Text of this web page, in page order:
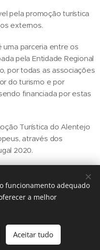
pela promoção turística
externos.
uma parceria entre os
pela Entidade Regional
por todas as associações
do turismo e por
financiada por estas
Turística do Alentejo
através dos
2020.
funcionamento adequado
a melhor
Aceitar tudo